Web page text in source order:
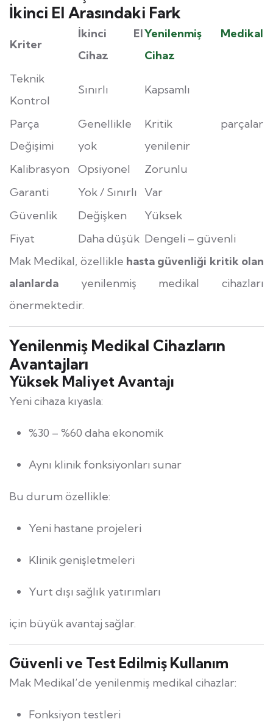
İkinci El Arasındaki Fark
Kriter
İkinci El
Cihaz
Yenilenmiş Medikal
Cihaz
Teknik
Kontrol
Sınırlı Kapsamlı
Parça
Değişimi
Genellikle
yok
Kritik parçalar
yenilenir
Kalibrasyon
Opsiyonel
Zorunlu
Garanti
Yok / Sınırlı
Var
Güvenlik
Değişken
Yüksek
Fiyat
Daha düşük Dengeli – güvenli
Mak Medikal, özellikle hasta güvenliği kritik olan
alanlarda yenilenmiş medikal cihazları
önermektedir.
Yenilenmiş Medikal Cihazların
Avantajları
Yüksek Maliyet Avantajı
Yeni cihaza kıyasla:
%30 – %60 daha ekonomik
Aynı klinik fonksiyonları sunar
Bu durum özellikle:
Yeni hastane projeleri
Klinik genişletmeleri
Yurt dışı sağlık yatırımları
için büyük avantaj sağlar.
Güvenli ve Test Edilmiş Kullanım
Mak Medikal’de yenilenmiş medikal cihazlar:
Fonksiyon testleri